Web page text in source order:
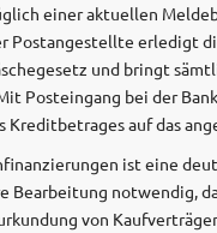
einer aktuellen
Postangestellte erledigt
und bringt
Posteingang bei der
Kreditbetrages auf das
ist eine
Bearbeitung notwendig,
von